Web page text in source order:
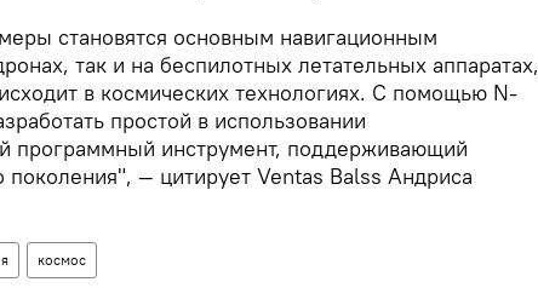
становятся основным навигационным
так и на беспилотных летательных аппаратах,
в космических технологиях. С помощью N-
простой в использовании
программный инструмент, поддерживающий
поколения", — цитирует Ventas Balss Андриса
космос